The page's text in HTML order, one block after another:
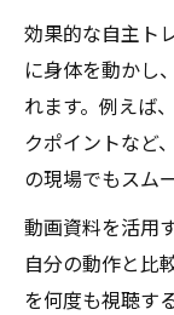
効果的な自主ト
に身体を動かし
れます。例えば
クポイントなど
の現場でもスム
動画資料を活用
自分の動作と比
を何度も視聴す